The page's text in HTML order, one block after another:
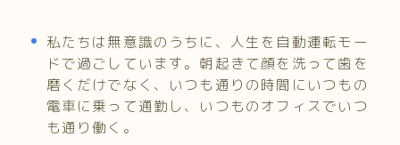
私たちは無意識のうちに、人生を自動運転モー
ドで過ごしています。朝起きて顔を洗って歯を
磨くだけでなく、いつも通りの時間にいつもの
電車に乗って通勤し、いつものオフィスでいつ
も通り働く。